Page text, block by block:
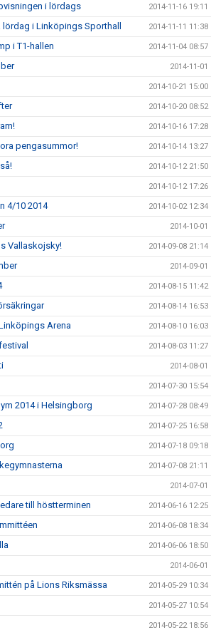
i lördags 2014-11-16 19:11
i Linköpings Sporthall 2014-11-11 11:38
i T1-hallen 2014-11-04 08:57
2014-11-01
2014-10-21 15:00
2014-10-20 08:52
2014-10-16 17:28
pengasummor! 2014-10-14 13:27
2014-10-12 21:50
2014-10-12 17:26
4/10 2014 2014-10-02 12:34
2014-10-01
Vallaskojsky! 2014-09-08 21:14
2014-09-01
2014-08-15 11:42
2014-08-14 16:53
Arena 2014-08-10 16:03
2014-08-03 11:27
2014-08-01
2014-07-30 15:54
2014 i Helsingborg 2014-07-28 08:49
2014-07-25 16:58
2014-07-18 09:18
2014-07-08 21:11
2014-07-01
till höstterminen 2014-06-16 12:25
2014-06-08 18:34
2014-06-06 18:50
2014-06-01
på Lions Riksmässa 2014-05-29 10:34
2014-05-27 10:54
2014-05-22 18:56